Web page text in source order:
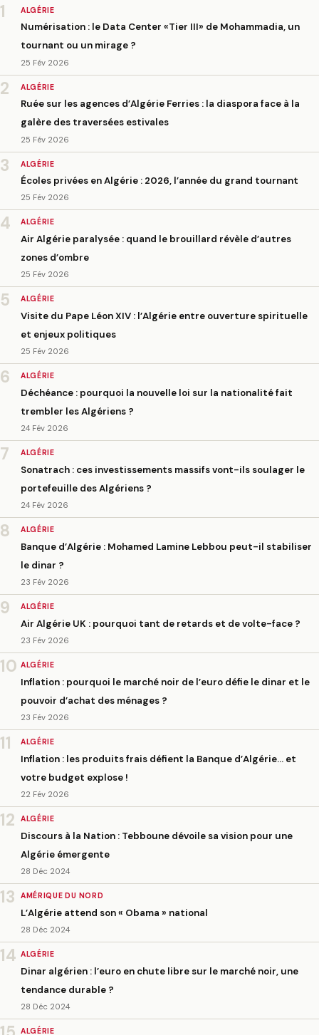
1 ALGÉRIE
Numérisation : le Data Center «Tier III» de Mohammadia, un
tournant ou un mirage ?
25 Fév 2026
2 ALGÉRIE
Ruée sur les agences d’Algérie Ferries : la diaspora face à la
galère des traversées estivales
25 Fév 2026
3 ALGÉRIE
Écoles privées en Algérie : 2026, l’année du grand tournant
25 Fév 2026
4 ALGÉRIE
Air Algérie paralysée : quand le brouillard révèle d’autres
zones d’ombre
25 Fév 2026
5 ALGÉRIE
Visite du Pape Léon XIV : l’Algérie entre ouverture spirituelle
et enjeux politiques
25 Fév 2026
6 ALGÉRIE
Déchéance : pourquoi la nouvelle loi sur la nationalité fait
trembler les Algériens ?
24 Fév 2026
7 ALGÉRIE
Sonatrach : ces investissements massifs vont-ils soulager le
portefeuille des Algériens ?
24 Fév 2026
8 ALGÉRIE
Banque d’Algérie : Mohamed Lamine Lebbou peut-il stabiliser
le dinar ?
23 Fév 2026
9 ALGÉRIE
Air Algérie UK : pourquoi tant de retards et de volte-face ?
23 Fév 2026
10 ALGÉRIE
Inflation : pourquoi le marché noir de l’euro défie le dinar et le
pouvoir d’achat des ménages ?
23 Fév 2026
11 ALGÉRIE
Inflation : les produits frais défient la Banque d’Algérie… et
votre budget explose !
22 Fév 2026
12 ALGÉRIE
Discours à la Nation : Tebboune dévoile sa vision pour une
Algérie émergente
28 Déc 2024
13 AMÉRIQUE DU NORD
L’Algérie attend son « Obama » national
28 Déc 2024
14 ALGÉRIE
Dinar algérien : l’euro en chute libre sur le marché noir, une
tendance durable ?
28 Déc 2024
ALGÉRIE